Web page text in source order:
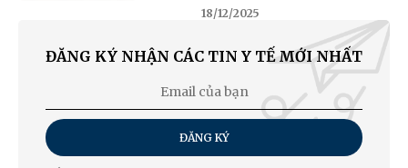
18/12/2025
ĐĂNG KÝ NHẬN CÁC TIN Y TẾ MỚI NHẤT
ĐĂNG KÝ